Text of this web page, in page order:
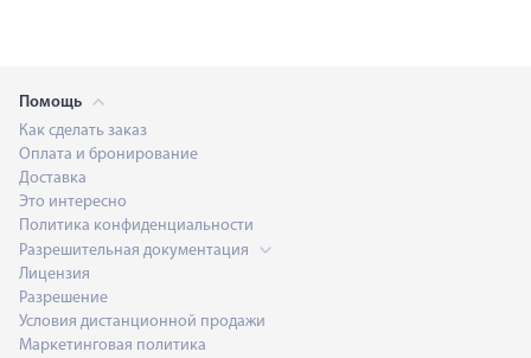
Помощь
Как сделать заказ
Оплата и бронирование
Доставка
Это интересно
Политика конфиденциальности
Разрешительная документация
Лицензия
Разрешение
Условия дистанционной продажи
Маркетинговая политика